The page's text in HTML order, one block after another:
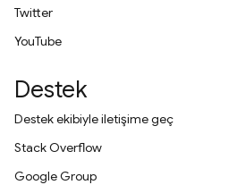
Twitter
YouTube
Destek
Destek ekibiyle iletişime geç
Stack Overflow
Google Group